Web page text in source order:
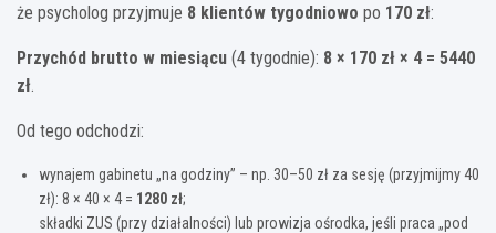
że psycholog przyjmuje 8 klientów tygodniowo po 170 zł:
Przychód brutto w miesiącu (4 tygodnie): 8 × 170 zł × 4 = 5440
zł.
Od tego odchodzi:
wynajem gabinetu „na godziny” – np. 30–50 zł za sesję (przyjmijmy 40
zł): 8 × 40 × 4 = 1280 zł;
składki ZUS (przy działalności) lub prowizja ośrodka, jeśli praca „pod